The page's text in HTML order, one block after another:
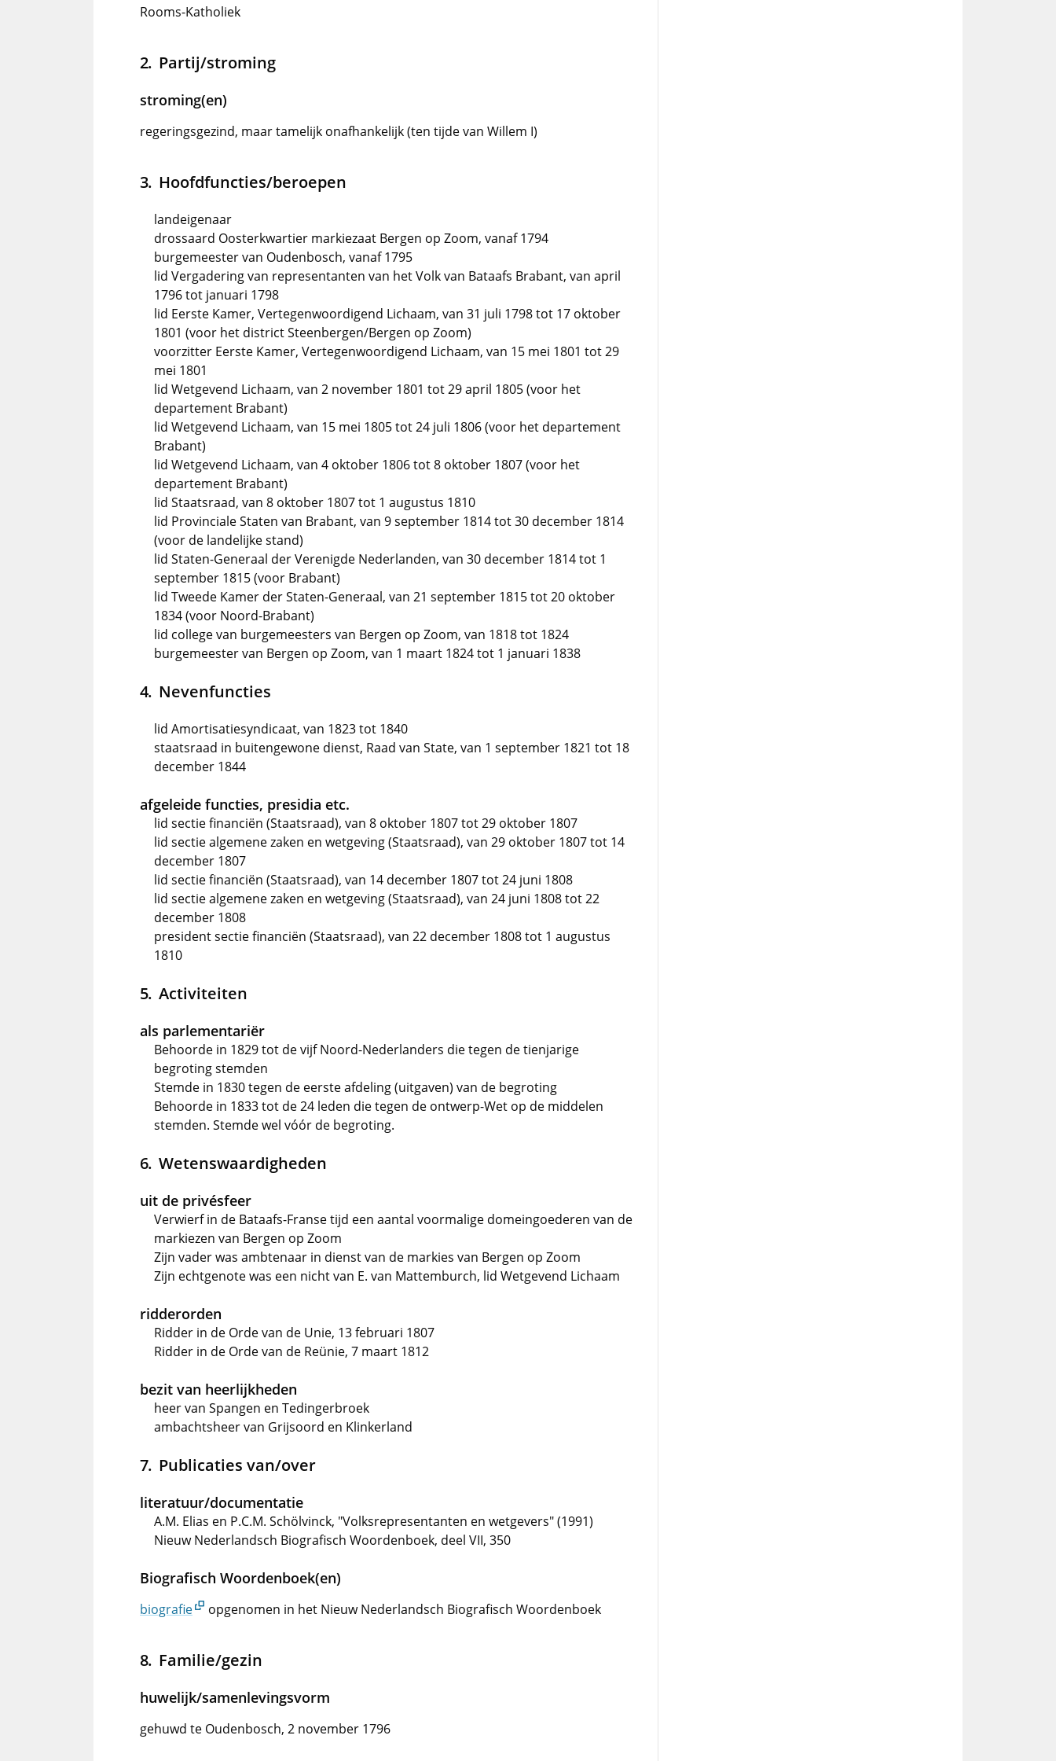
Rooms-Katholiek
Partij/stroming
stroming(en)
regeringsgezind, maar tamelijk onafhankelijk (ten tijde van Willem I)
Hoofdfuncties/beroepen
landeigenaar
drossaard Oosterkwartier markiezaat Bergen op Zoom, vanaf 1794
burgemeester van Oudenbosch, vanaf 1795
lid Vergadering van representanten van het Volk van Bataafs Brabant, van april
1796 tot januari 1798
lid Eerste Kamer, Vertegenwoordigend Lichaam, van 31 juli 1798 tot 17 oktober
1801 (voor het district Steenbergen/Bergen op Zoom)
voorzitter Eerste Kamer, Vertegenwoordigend Lichaam, van 15 mei 1801 tot 29
mei 1801
lid Wetgevend Lichaam, van 2 november 1801 tot 29 april 1805 (voor het
departement Brabant)
lid Wetgevend Lichaam, van 15 mei 1805 tot 24 juli 1806 (voor het departement
Brabant)
lid Wetgevend Lichaam, van 4 oktober 1806 tot 8 oktober 1807 (voor het
departement Brabant)
lid Staatsraad, van 8 oktober 1807 tot 1 augustus 1810
lid Provinciale Staten van Brabant, van 9 september 1814 tot 30 december 1814
(voor de landelijke stand)
lid Staten-Generaal der Verenigde Nederlanden, van 30 december 1814 tot 1
september 1815 (voor Brabant)
lid Tweede Kamer der Staten-Generaal, van 21 september 1815 tot 20 oktober
1834 (voor Noord-Brabant)
lid college van burgemeesters van Bergen op Zoom, van 1818 tot 1824
burgemeester van Bergen op Zoom, van 1 maart 1824 tot 1 januari 1838
Nevenfuncties
lid Amortisatiesyndicaat, van 1823 tot 1840
staatsraad in buitengewone dienst, Raad van State, van 1 september 1821 tot 18
december 1844
afgeleide functies, presidia etc.
lid sectie financiën (Staatsraad), van 8 oktober 1807 tot 29 oktober 1807
lid sectie algemene zaken en wetgeving (Staatsraad), van 29 oktober 1807 tot 14
december 1807
lid sectie financiën (Staatsraad), van 14 december 1807 tot 24 juni 1808
lid sectie algemene zaken en wetgeving (Staatsraad), van 24 juni 1808 tot 22
december 1808
president sectie financiën (Staatsraad), van 22 december 1808 tot 1 augustus
1810
Activiteiten
als parlementariër
Behoorde in 1829 tot de vijf Noord-Nederlanders die tegen de tienjarige
begroting stemden
Stemde in 1830 tegen de eerste afdeling (uitgaven) van de begroting
Behoorde in 1833 tot de 24 leden die tegen de ontwerp-Wet op de middelen
stemden. Stemde wel vóór de begroting.
Wetenswaardigheden
uit de privésfeer
Verwierf in de Bataafs-Franse tijd een aantal voormalige domeingoederen van de
markiezen van Bergen op Zoom
Zijn vader was ambtenaar in dienst van de markies van Bergen op Zoom
Zijn echtgenote was een nicht van E. van Mattemburch, lid Wetgevend Lichaam
ridderorden
Ridder in de Orde van de Unie, 13 februari 1807
Ridder in de Orde van de Reünie, 7 maart 1812
bezit van heerlijkheden
heer van Spangen en Tedingerbroek
ambachtsheer van Grijsoord en Klinkerland
Publicaties van/over
literatuur/documentatie
A.M. Elias en P.C.M. Schölvinck, "Volksrepresentanten en wetgevers" (1991)
Nieuw Nederlandsch Biografisch Woordenboek, deel VII, 350
Biografisch Woordenboek(en)
biografie opgenomen in het Nieuw Nederlandsch Biografisch Woordenboek
Familie/gezin
huwelijk/samenlevingsvorm
gehuwd te Oudenbosch, 2 november 1796